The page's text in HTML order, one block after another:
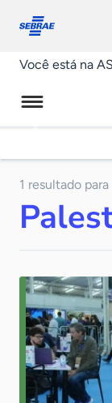
conosco
Você está na
1 resultado para